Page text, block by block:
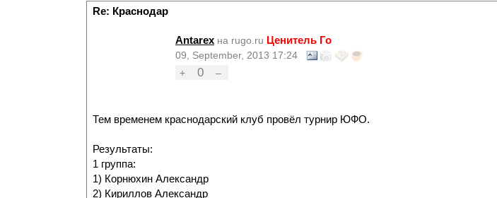
Re: Краснодар
Antarex на rugo.ru Ценитель Го
09, September, 2013 17:24
+
0 –
Тем временем краснодарский клуб провёл турнир ЮФО.
Результаты:
1 группа:
1) Корнюхин Александр
2) Кириллов Александр